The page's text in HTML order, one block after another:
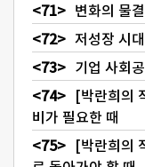
변화의 물
저성장 시
기업 사회
[박란희의
비가 필요한 때
[박란희의